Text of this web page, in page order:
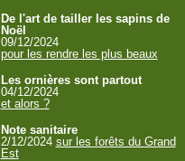
De l'art de tailler les sapins de
Noël
09/12/2024
pour les rendre les plus beaux
Les ornières sont partout
04/12/2024
et alors ?
Note sanitaire
2/12/2024 sur les forêts du Grand
Est